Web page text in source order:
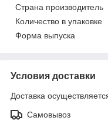
Страна производитель
Количество в упаковке
Форма выпуска
Условия доставки
Доставка
Самовывоз